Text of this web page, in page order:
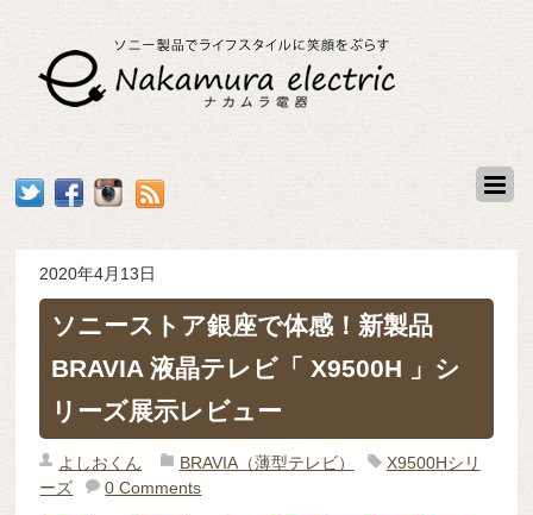
2020年4月13日
ソニーストア銀座で体感！新製品
BRAVIA 液晶テレビ「 X9500H 」シ
リーズ展示レビュー
よしおくん BRAVIA（薄型テレビ）
X9500Hシリ
ーズ
0 Comments